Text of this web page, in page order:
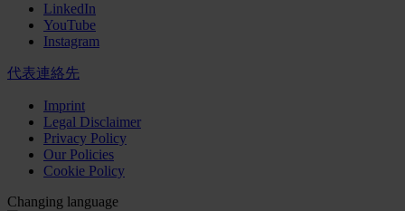
LinkedIn
YouTube
Instagram
代表連絡先
Imprint
Legal Disclaimer
Privacy Policy
Our Policies
Cookie Policy
Changing language